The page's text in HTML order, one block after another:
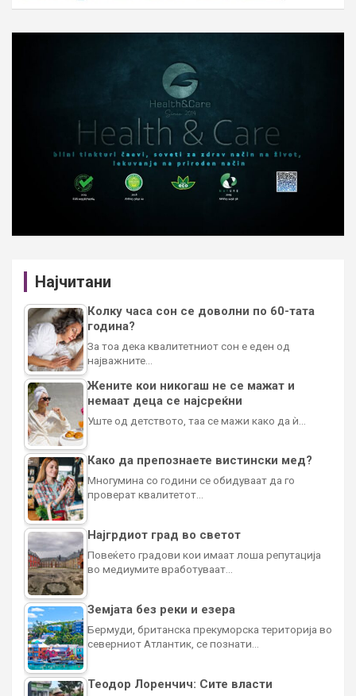
Најчитани
Колку часа сон се доволни по 60-тата
година?
За тоа дека квалитетниот сон е еден од
најважните…
Жените кои никогаш не се мажат и
немаат деца се најсреќни
Уште од детството, таа се мажи како да ѝ…
Како да препознаете вистински мед?
Многумина со години се обидуваат да го
проверат квалитетот…
Најгрдиот град во светот
Повеќето градови кои имаат лоша репутација
во медиумите вработуваат…
Земјата без реки и езера
Бермуди, британска прекуморска територија во
северниот Атлантик, се познати…
Теодор Лоренчич: Сите власти